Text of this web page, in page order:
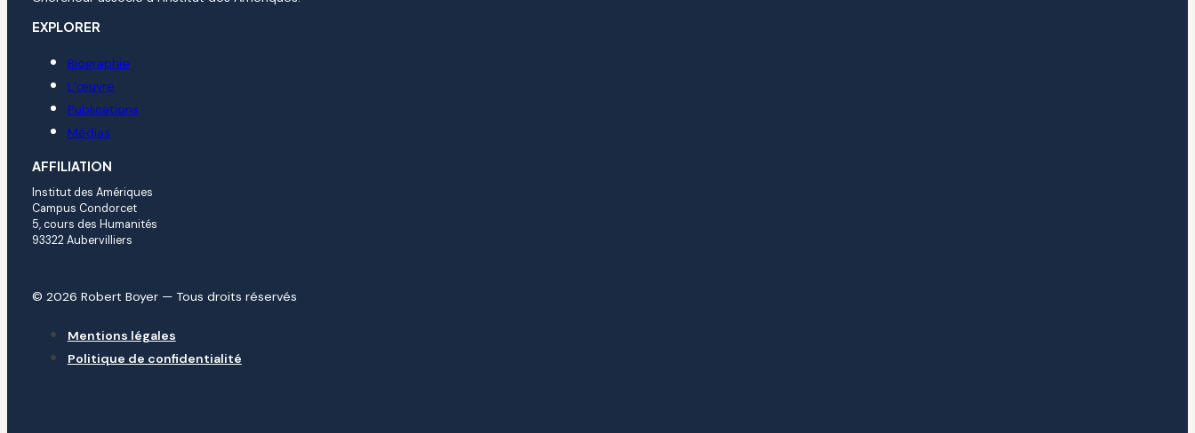
EXPLORER
Biographie
L’œuvre
Publications
Médias
AFFILIATION
Institut des Amériques
Campus Condorcet
5, cours des Humanités
93322 Aubervilliers
© 2026 Robert Boyer — Tous droits réservés
Mentions légales
Politique de confidentialité